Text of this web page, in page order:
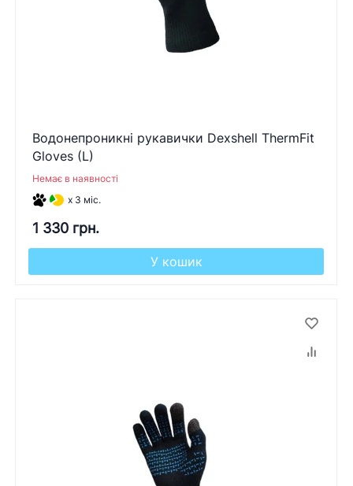
Водонепроникні рукавички Dexshell ThermFit
Gloves (L)
Немає в наявності
x 3 міс.
1 330 грн.
У кошик